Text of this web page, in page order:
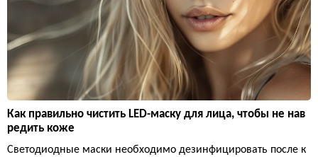
Как правильно чистить LED-маску для лица, чтобы не нав
редить коже
Светодиодные маски необходимо дезинфицировать после к